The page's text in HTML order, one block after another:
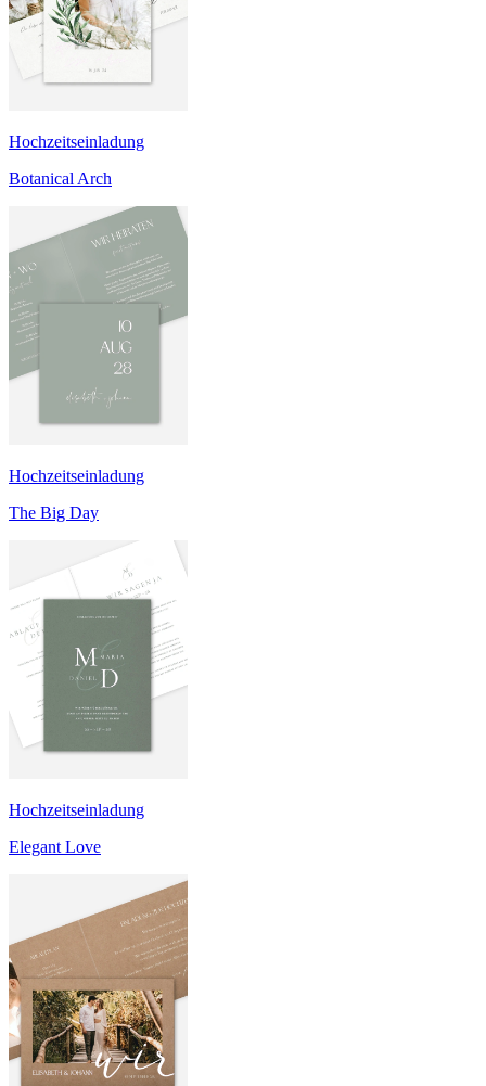
Hochzeitseinladung
Botanical Arch
Hochzeitseinladung
The Big Day
Hochzeitseinladung
Elegant Love